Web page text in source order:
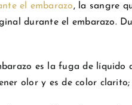
el embarazo, la sangre
durante el embarazo.
es la fuga de
olor y es de color